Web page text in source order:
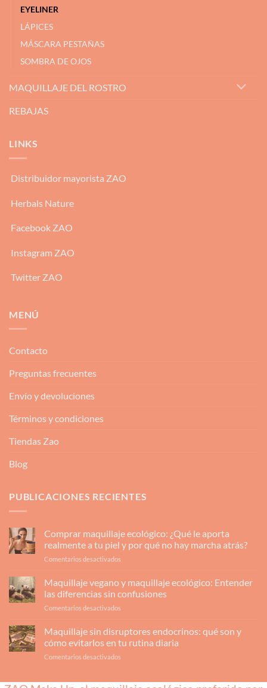
EYELINER
LÁPICES
MÁSCARA PESTAÑAS
SOMBRA DE OJOS
MAQUILLAJE DEL ROSTRO
REBAJAS
LINKS
Distribuidor mayorista ZAO
Herbals Nature
Facebook ZAO
Instagram ZAO
Twitter ZAO
MENÚ
Contacto
Preguntas frecuentes
Envío y devoluciones
Términos y condiciones
Tiendas Zao
Blog
PUBLICACIONES RECIENTES
Comprar maquillaje ecológico: ¿Qué le aporta
realmente a tu piel y por qué no hay marcha atrás?
Comentarios desactivados
ecológico:
¿Qué
realmente
Maquillaje vegano y maquillaje ecológico: Entender
las diferencias sin confusiones
Comentarios desactivados
vegano
y
maquillaje
Maquillaje sin disruptores endocrinos: qué son y
cómo evitarlos en tu rutina diaria
Comentarios desactivados